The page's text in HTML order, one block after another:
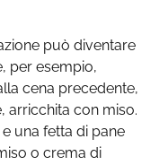
può diventare
per esempio,
cena precedente,
arricchita con miso.
una fetta di pane
o crema di